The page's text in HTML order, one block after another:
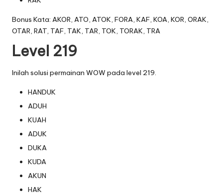
Bonus Kata: AKOR, ATO, ATOK, FORA, KAF, KOA, KOR, ORAK,
OTAR, RAT, TAF, TAK, TAR, TOK, TORAK, TRA
Level 219
Inilah solusi permainan WOW pada level 219.
HANDUK
ADUH
KUAH
ADUK
DUKA
KUDA
AKUN
HAK